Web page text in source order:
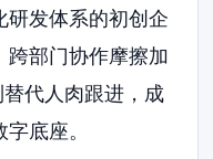
研发体系的初创企
跨部门协作摩擦加
代人肉跟进，成
底座。